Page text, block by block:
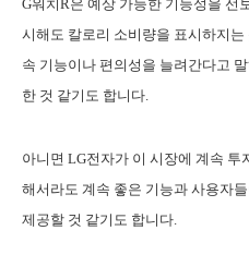
G워치R은 예상 가능한 기능성을 선
시해도 칼로리 소비량을 표시하지
속 기능이나 편의성을 늘려간다고
한 것 같기도 합니다.
아니면 LG전자가 이 시장에 계속 투
해서라도 계속 좋은 기능과 사용자
제공할 것 같기도 합니다.